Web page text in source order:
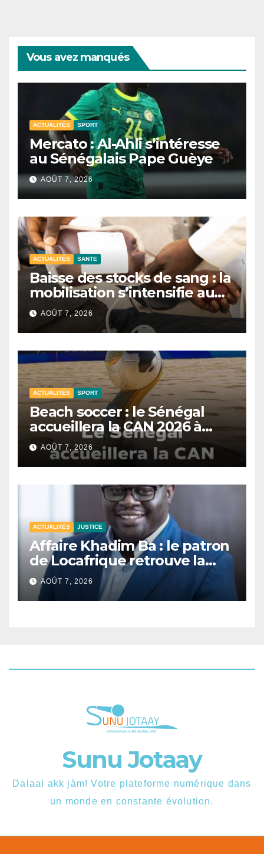
Vous avez manqués
ACTUALITÉS SPORT
Mercato : Al-Ahli s’intéresse
au Sénégalais Pape Guèye
AOÛT 7, 2026
ACTUALITÉS SANTE
Baisse des stocks de sang : la
mobilisation s’intensifie au
CNTS de Dakar.
AOÛT 7, 2026
ACTUALITÉS SPORT
Beach soccer : le Sénégal
accueillera la CAN 2026 à
Dakar.
AOÛT 7, 2026
ACTUALITÉS JUSTICE
Affaire Khadim Ba : le patron
de Locafrique retrouve la
liberté.
AOÛT 7, 2026
Sunu Jotaay
Dalaal akk jàm! Votre plateforme numérique dans
un monde en constante évolution.